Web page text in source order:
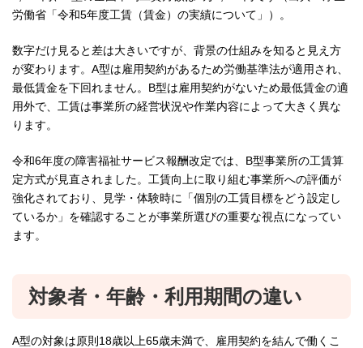
労働省「令和5年度工賃（賃金）の実績について」）。
数字だけ見ると差は大きいですが、背景の仕組みを知ると見え方
が変わります。A型は雇用契約があるため労働基準法が適用され、
最低賃金を下回れません。B型は雇用契約がないため最低賃金の適
用外で、工賃は事業所の経営状況や作業内容によって大きく異な
ります。
令和6年度の障害福祉サービス報酬改定では、B型事業所の工賃算
定方式が見直されました。工賃向上に取り組む事業所への評価が
強化されており、見学・体験時に「個別の工賃目標をどう設定し
ているか」を確認することが事業所選びの重要な視点になってい
ます。
対象者・年齢・利用期間の違い
A型の対象は原則18歳以上65歳未満で、雇用契約を結んで働くこ